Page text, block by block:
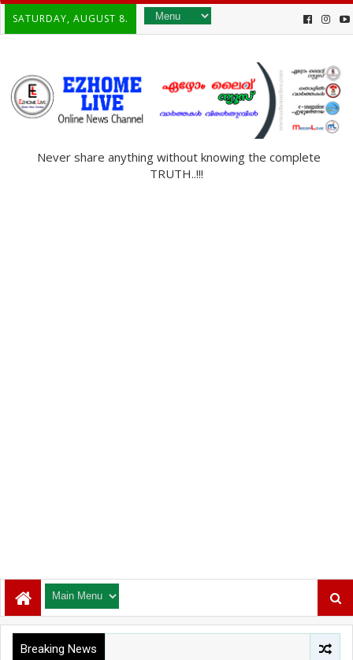
SATURDAY, AUGUST 8.
Never share anything without knowing the complete
TRUTH..!!!
Breaking News